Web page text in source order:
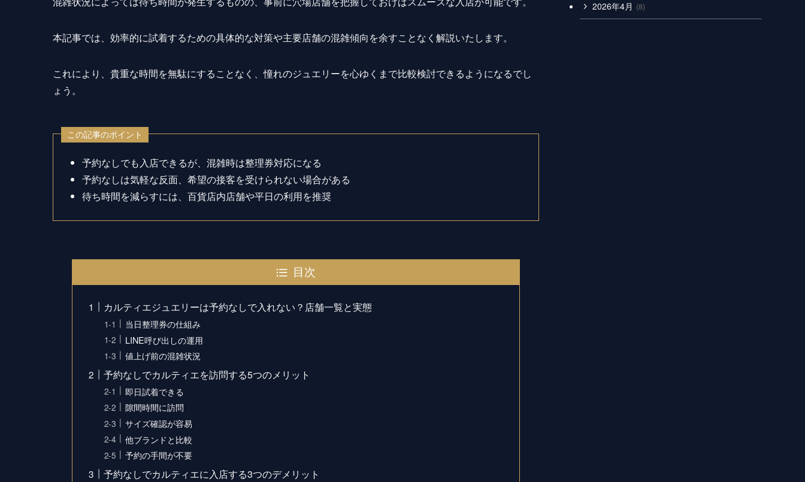
本記事では、効率的に試着するための具体的な対策や主要店舗の混雑傾向を余すことなく解説いたします。
これにより、貴重な時間を無駄にすることなく、憧れのジュエリーを心ゆくまで比較検討できるようになるでし
ょう。
この記事のポイント
予約なしでも入店できるが、混雑時は整理券対応になる
予約なしは気軽な反面、希望の接客を受けられない場合がある
待ち時間を減らすには、百貨店内店舗や平日の利用を推奨
目次
カルティエジュエリーは予約なしで入れない？店舗一覧と実態
当日整理券の仕組み
LINE呼び出しの運用
値上げ前の混雑状況
予約なしでカルティエを訪問する5つのメリット
即日試着できる
隙間時間に訪問
サイズ確認が容易
他ブランドと比較
予約の手間が不要
予約なしでカルティエに入店する3つのデメリット
2026年4月 (8)